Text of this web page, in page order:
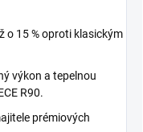
o 15 % oproti klasickým
výkon a tepelnou
R90.
prémiových